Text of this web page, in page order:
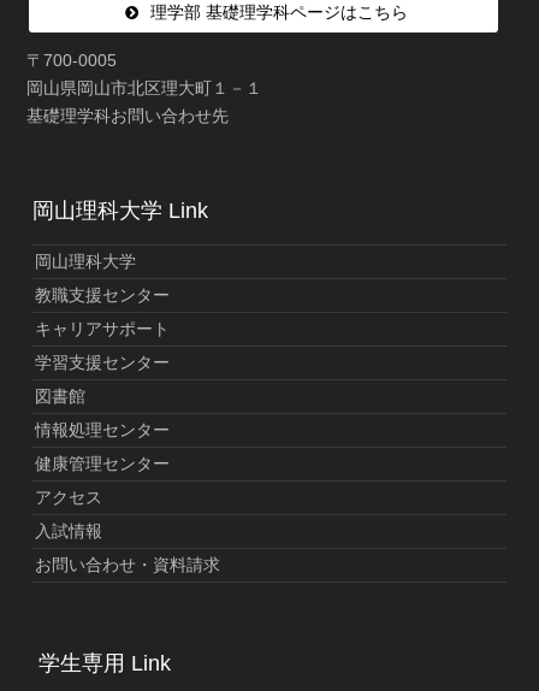
理学部 基礎理学科ページはこちら
〒700-0005
岡山県岡山市北区理大町１－１
基礎理学科お問い合わせ先
岡山理科大学 Link
岡山理科大学
教職支援センター
キャリアサポート
学習支援センター
図書館
情報処理センター
健康管理センター
アクセス
入試情報
お問い合わせ・資料請求
学生専用 Link